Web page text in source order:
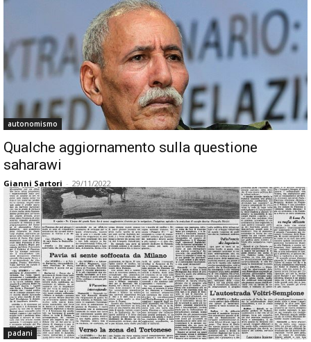
autonomismo
Qualche aggiornamento sulla questione
saharawi
Gianni Sartori - 29/11/2022
padani